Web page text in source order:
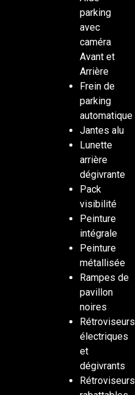
parking
avec
caméra
Avant et
Arrière
Frein de
parking
automatique
Jantes alu
Lunette
arrière
dégivrante
Pack
visibilité
Peinture
intégrale
Peinture
métallisée
Rampes de
pavillon
noires
Rétroviseurs
électriques
et
dégivrants
Rétroviseurs